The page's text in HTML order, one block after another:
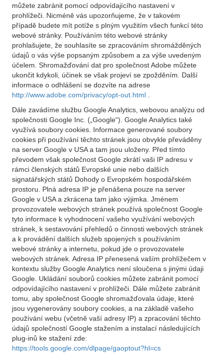
můžete zabránit pomocí odpovídajícího nastavení v
prohlížeči. Nicméně vás upozorňujeme, že v takovém
případě budete mít potíže s plným využitím všech funkcí této
webové stránky. Používáním této webové stránky
prohlašujete, že souhlasíte se zpracováním shromážděných
údajů o vás výše popsaným způsobem a za výše uvedeným
účelem. Shromažďování dat pro společnost Adobe můžete
ukončit kdykoli, účinek se však projeví se zpožděním. Další
informace o odhlášení se dozvíte na adrese
http://www.adobe.com/privacy/opt-out.html
Dále zavádíme službu Google Analytics, webovou analýzu od
společnosti Google Inc. („Google“). Google Analytics také
využívá soubory cookies. Informace generované soubory
cookies při používání těchto stránek jsou obvykle převáděny
na server Google v USA a tam jsou uloženy. Před tímto
převodem však společnost Google zkrátí vaši IP adresu v
rámci členských států Evropské unie nebo dalších
signatářských států Dohody o Evropském hospodářském
prostoru. Plná adresa IP je přenášena pouze na server
Google v USA a zkrácena tam jako výjimka. Jménem
provozovatele webových stránek používá společnost Google
tyto informace k vyhodnocení vašeho využívání webových
stránek, k sestavování přehledů o činnosti webových stránek
a k provádění dalších služeb spojených s používáním
webové stránky a internetu, pokud jde o provozovatele
webových stránek. Adresa IP přenesená vaším prohlížečem v
kontextu služby Google Analytics není sloučena s jinými údaji
Google. Ukládání souborů cookies můžete zabránit pomocí
odpovídajícího nastavení v prohlížeči. Dále můžete zabránit
tomu, aby společnost Google shromažďovala údaje, které
jsou vygenerovány soubory cookies, a na základě vašeho
používání webu (včetně vaší adresy IP) a zpracování těchto
údajů společností Google stažením a instalací následujících
plug-inů ke stažení zde:
https://tools.google.com/dlpage/gaoptout?hl=cs